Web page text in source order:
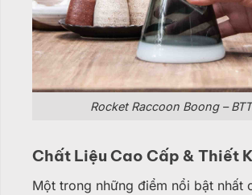
Rocket Raccoon Boong –
Chất Liệu Cao Cấp & Thiết
Một trong những điểm nổi bật nhất